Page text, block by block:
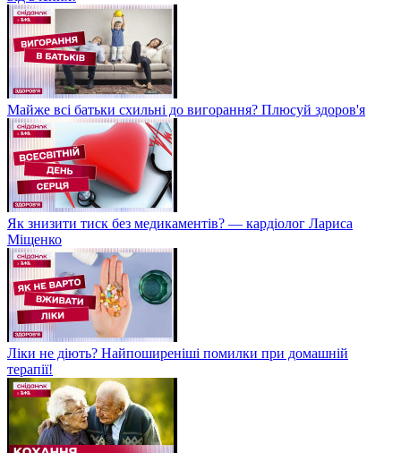
Майже всі батьки схильні до вигорання? Плюсуй здоров'я
Як знизити тиск без медикаментів? — кардіолог Лариса
Міщенко
Ліки не діють? Найпоширеніші помилки при домашній
терапії!